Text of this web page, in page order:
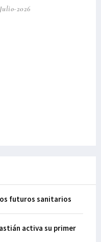
2026
futuros sanitarios
activa su primer